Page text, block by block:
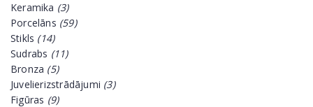
Keramika (3)
Porcelāns (59)
Stikls (14)
Sudrabs (11)
Bronza (5)
Juvelierizstrādājumi (3)
Figūras (9)